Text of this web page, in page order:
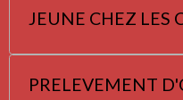
JEUNE CHEZ LES
PRELEVEMENT